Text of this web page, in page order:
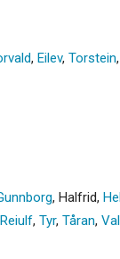
, Eilev, Torstein,
, Halfrid,
Reiulf, Tyr, Tåran,